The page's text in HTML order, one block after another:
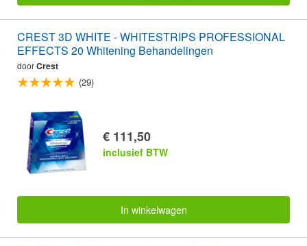
CREST 3D WHITE - WHITESTRIPS PROFESSIONAL
EFFECTS 20 Whitening Behandelingen
doorCrest
(29)
€ 111,50
inclusief BTW
In winkelwagen